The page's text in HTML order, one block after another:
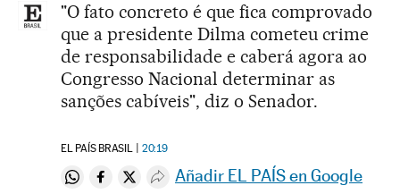
"O fato concreto é que fica comprovado
que a presidente Dilma cometeu crime
de responsabilidade e caberá agora ao
Congresso Nacional determinar as
sanções cabíveis", diz o Senador.
EL PAÍS BRASIL 20:19
Compartir en Whatsapp
Compartir en Facebook
Compartir en Twitter
Desplegar Redes Sociales
Añadir EL PAÍS en Google